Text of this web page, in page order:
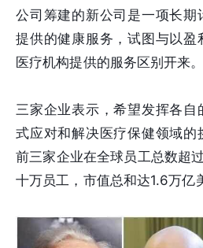
公司筹建的新公司是一项长
提供的健康服务，试图与以
医疗机构提供的服务区别开来。
三家企业表示，希望发挥各
式应对和解决医疗保健领域的
前三家企业在全球员工总数超
十万员工，市值总和达1.6万亿